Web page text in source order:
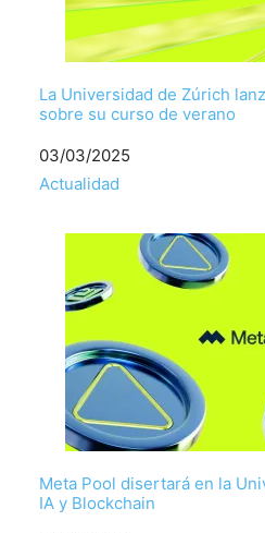
La Universidad de Zúrich
sobre su curso de verano
Fecha
03/03/2025
Respecto a
Actualidad
Meta Pool disertará en la
IA y Blockchain